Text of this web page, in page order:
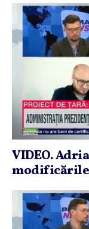
VIDEO.
modificările